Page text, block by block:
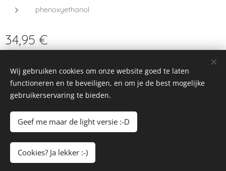
phenoxyethanol
34,95 €
Toevoegen aan de winkelwagen
© 2023–2026 Alle rechten voorbehouden
Wij gebruiken cookies om onze website goed te laten
functioneren en te beveiligen, en om je de best mogelijke
gebruikerservaring te bieden.
Geef me maar de light versie :-D
Cookies? Ja lekker :-)